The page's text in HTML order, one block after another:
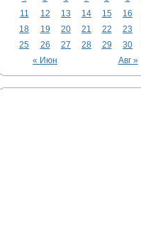
« Июн Авг »
11
12 13 14 15 16
18
19 20 21 22 23
25
26 27 28 29 30